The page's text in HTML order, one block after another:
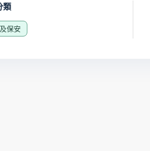
類
保安